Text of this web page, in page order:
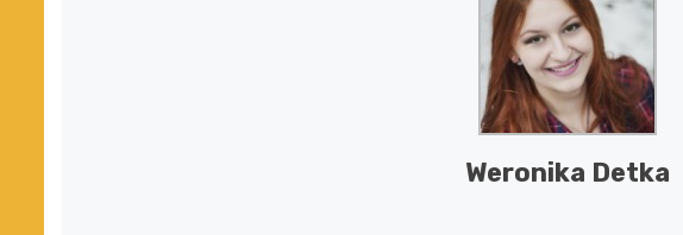
Weronika Detka